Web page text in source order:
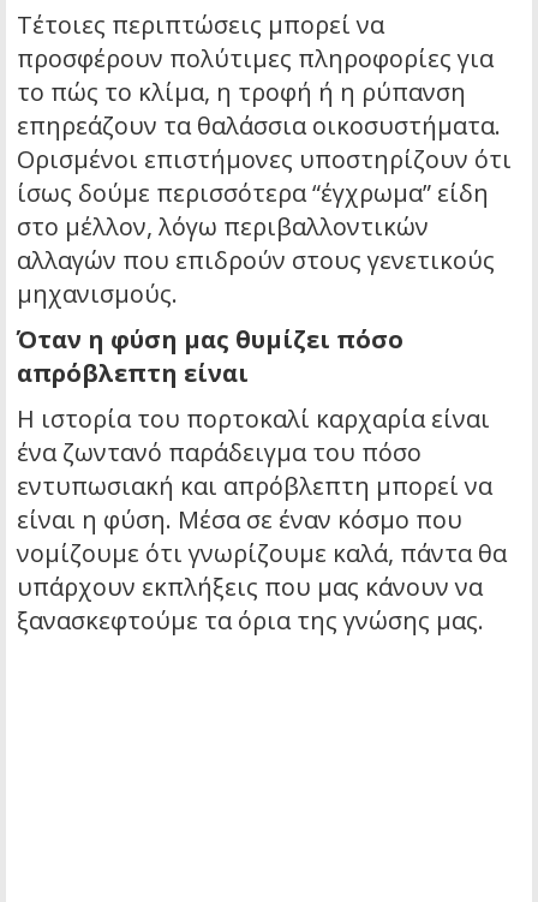
Τέτοιες περιπτώσεις μπορεί να
προσφέρουν πολύτιμες πληροφορίες για
το πώς το κλίμα, η τροφή ή η ρύπανση
επηρεάζουν τα θαλάσσια οικοσυστήματα.
Ορισμένοι επιστήμονες υποστηρίζουν ότι
ίσως δούμε περισσότερα “έγχρωμα” είδη
στο μέλλον, λόγω περιβαλλοντικών
αλλαγών που επιδρούν στους γενετικούς
μηχανισμούς.
Όταν η φύση μας θυμίζει πόσο
απρόβλεπτη είναι
Η ιστορία του πορτοκαλί καρχαρία είναι
ένα ζωντανό παράδειγμα του πόσο
εντυπωσιακή και απρόβλεπτη μπορεί να
είναι η φύση. Μέσα σε έναν κόσμο που
νομίζουμε ότι γνωρίζουμε καλά, πάντα θα
υπάρχουν εκπλήξεις που μας κάνουν να
ξανασκεφτούμε τα όρια της γνώσης μας.